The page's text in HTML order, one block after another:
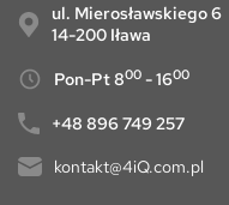
ul. Mierosławskiego 6
14-200 Iława
Pon-Pt 800 - 1600
+48 896 749 257
kontakt@4iQ.com.pl